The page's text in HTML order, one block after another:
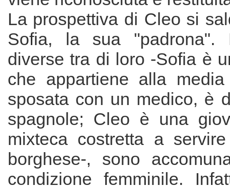
La prospettiva di Cleo si
Sofia, la sua "padrona".
diverse tra di loro -Sofia è
che appartiene alla
sposata con un medico, è
spagnole; Cleo è una
mixteca costretta a
borghese-, sono
condizione femminile.